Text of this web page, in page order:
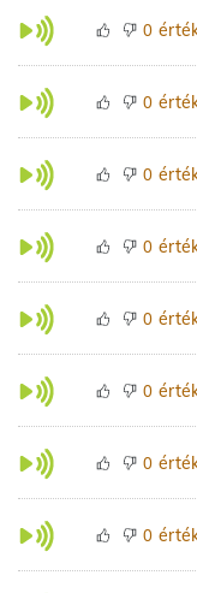
0
0
0
0
0
0
0
0